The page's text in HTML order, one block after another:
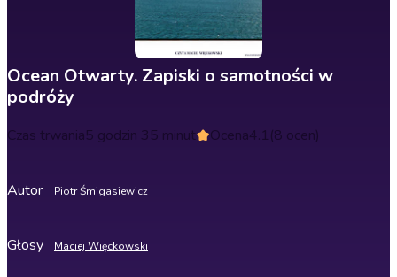
Ocean Otwarty. Zapiski o samotności w
podróży
Czas trwania5 godzin 35 minut Ocena4.1(8 ocen)
Autor Piotr Śmigasiewicz
Głosy Maciej Więckowski